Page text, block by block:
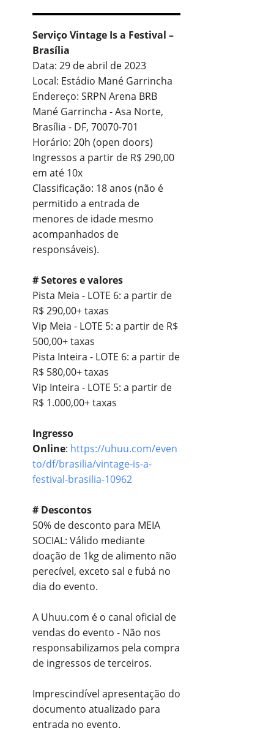
Serviço Vintage Is a Festival –
Brasília
Data: 29 de abril de 2023
Local: Estádio Mané Garrincha
Endereço: SRPN Arena BRB
Mané Garrincha - Asa Norte,
Brasília - DF, 70070-701
Horário: 20h (open doors)
Ingressos a partir de R$ 290,00
em até 10x
Classificação: 18 anos (não é
permitido a entrada de
menores de idade mesmo
acompanhados de
responsáveis).
# Setores e valores
Pista Meia - LOTE 6: a partir de
R$ 290,00+ taxas
Vip Meia - LOTE 5: a partir de R$
500,00+ taxas
Pista Inteira - LOTE 6: a partir de
R$ 580,00+ taxas
Vip Inteira - LOTE 5: a partir de
R$ 1.000,00+ taxas
Ingresso
Online: https://uhuu.com/even
to/df/brasilia/vintage-is-a-
festival-brasilia-10962
# Descontos
50% de desconto para MEIA
SOCIAL: Válido mediante
doação de 1kg de alimento não
perecível, exceto sal e fubá no
dia do evento.
A Uhuu.com é o canal oficial de
vendas do evento - Não nos
responsabilizamos pela compra
de ingressos de terceiros.
Imprescindível apresentação do
documento atualizado para
entrada no evento.